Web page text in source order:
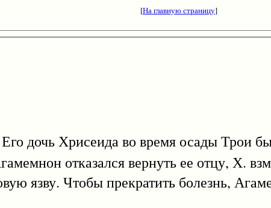
[На главную страницу]
дочь Хрисеида во время осады Трои
отказался вернуть ее отцу, Х.
язву. Чтобы прекратить болезнь,